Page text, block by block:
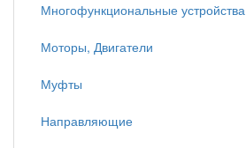
Многофункциональные устройства
Моторы, Двигатели
Муфты
Направляющие